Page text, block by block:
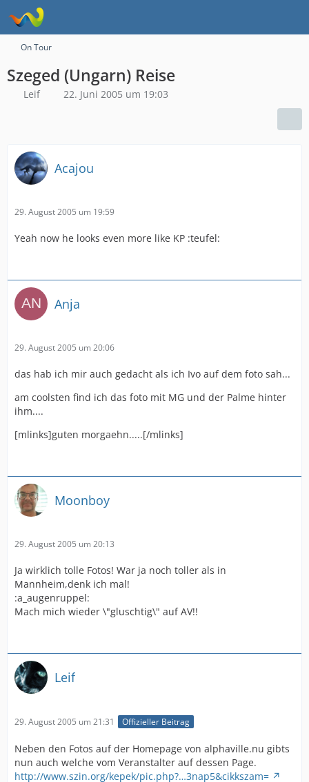
On Tour
Szeged (Ungarn) Reise
Leif 22. Juni 2005 um 19:03
Acajou
29. August 2005 um 19:59
Yeah now he looks even more like KP :teufel:
Anja
29. August 2005 um 20:06
das hab ich mir auch gedacht als ich Ivo auf dem foto sah...
am coolsten find ich das foto mit MG und der Palme hinter
ihm....
[mlinks]guten morgaehn.....[/mlinks]
Moonboy
29. August 2005 um 20:13
Ja wirklich tolle Fotos! War ja noch toller als in
Mannheim,denk ich mal!
:a_augenruppel:
Mach mich wieder \"gluschtig\" auf AV!!
Leif
29. August 2005 um 21:31 Offizieller Beitrag
Neben den Fotos auf der Homepage von alphaville.nu gibts
nun auch welche vom Veranstalter auf dessen Page.
http://www.szin.org/kepek/pic.php?…3nap5&cikkszam=